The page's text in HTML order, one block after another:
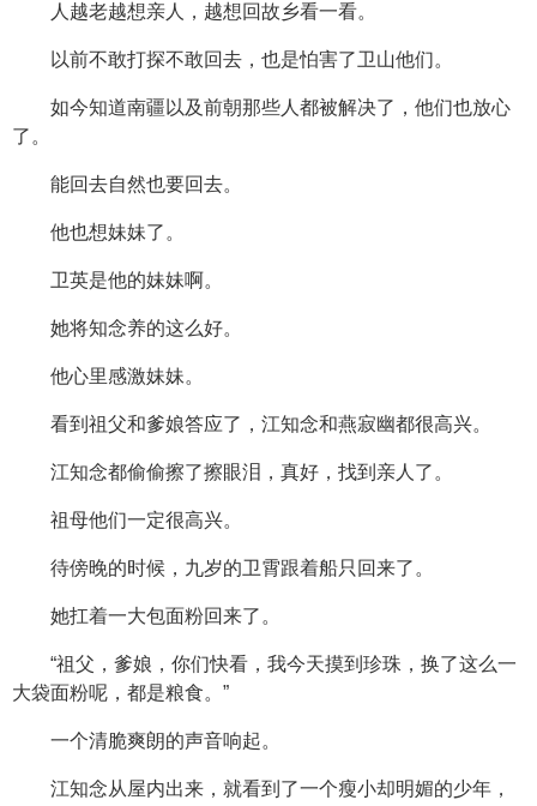
人越老越想亲人，越想回故乡看一看。
以前不敢打探不敢回去，也是怕害了卫山他们。
如今知道南疆以及前朝那些人都被解决了，他们也放心
了。
能回去自然也要回去。
他也想妹妹了。
卫英是他的妹妹啊。
她将知念养的这么好。
他心里感激妹妹。
看到祖父和爹娘答应了，江知念和燕寂幽都很高兴。
江知念都偷偷擦了擦眼泪，真好，找到亲人了。
祖母他们一定很高兴。
待傍晚的时候，九岁的卫霄跟着船只回来了。
她扛着一大包面粉回来了。
“祖父，爹娘，你们快看，我今天摸到珍珠，换了这么一
大袋面粉呢，都是粮食。”
一个清脆爽朗的声音响起。
江知念从屋内出来，就看到了一个瘦小却明媚的少年，